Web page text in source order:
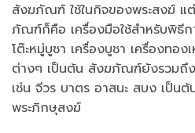
สังฆภัณฑ์ ใช้ในกิจของพระสงฆ์ แ
ภัณฑ์ก็คือ เครื่องมือใช้สำหรับพิธีก
โต๊ะหมู่บูชา เครื่องบูชา เครื่องทอ
ต่างๆ เป็นต้น สังฆภัณฑ์ยังรวมถึง
เช่น จีวร บาตร อาสนะ สบง เป็น
พระภิกษุสงฆ์